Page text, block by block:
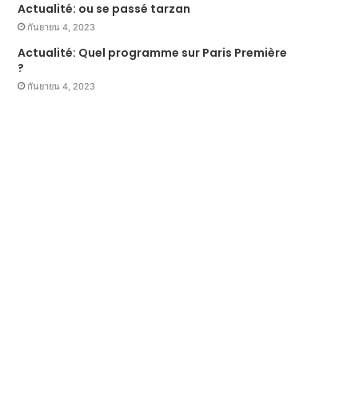
Actualité: ou se passé tarzan
กันยายน 4, 2023
Actualité: Quel programme sur Paris Première
?
กันยายน 4, 2023